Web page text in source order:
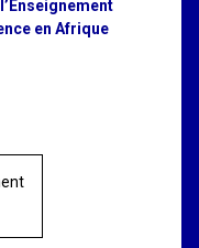
en Afrique